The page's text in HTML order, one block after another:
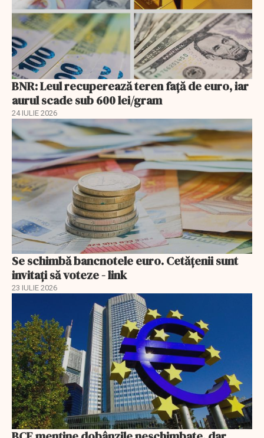
BNR: Leul recuperează teren faţă de euro, iar
aurul scade sub 600 lei/gram
24 IULIE 2026
Se schimbă bancnotele euro. Cetățenii sunt
invitați să voteze - link
23 IULIE 2026